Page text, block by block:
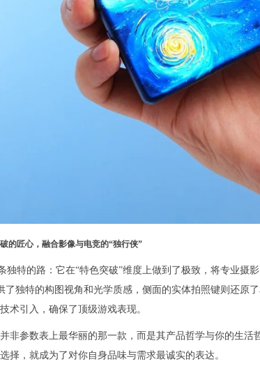
的匠心，融合影像与电竞的“独行侠”
独特的路：它在“特色突破”维度上做到了极致，将专业摄
了独特的构图视角和光学质感，侧面的实体拍照键则还原
术引入，确保了顶级游戏表现。
非参数表上最华丽的那一款，而是其产品哲学与你的生活
择，就成为了对你自身品味与需求最诚实的表达。